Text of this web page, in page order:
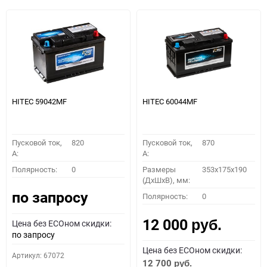
HITEC 59042MF
Пусковой ток,
A:
820
Полярность: 0
по запросу
Цена без ECOном скидки:
по запросу
Артикул: 67072
HITEC 60044MF
Пусковой ток,
A:
870
Размеры
(ДхШхВ), мм:
353x175x190
Полярность: 0
12 000 руб.
Цена без ECOном скидки:
12 700 руб.